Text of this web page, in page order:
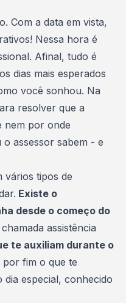
Com a data em vista,
Nessa hora é
. Afinal, tudo é
dias mais esperados
você sonhou. Na
resolver que a
nem por onde
assessor sabem - e
vários tipos de
Existe o
desde o começo do
assistência
te auxiliam durante o
por fim o que te
especial, conhecido